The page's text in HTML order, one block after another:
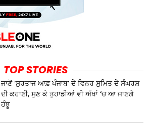
TOP STORIES
ਜਾਣੋਂ ‘ਸੁਰਤਾਜ ਆਫ਼ ਪੰਜਾਬ’ ਦੇ ਵਿਨਰ ਸੁਮਿਤ ਦੇ ਸੰਘਰਸ਼
ਦੀ ਕਹਾਣੀ, ਸੁਣ ਕੇ ਤੁਹਾਡੀਆਂ ਵੀ ਅੱਖਾਂ ‘ਚ ਆ ਜਾਣਗੇ
ਹੰਝੂ